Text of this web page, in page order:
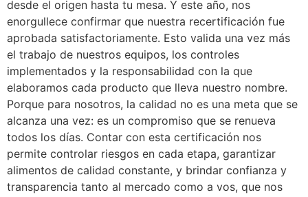
desde el origen hasta tu mesa. Y este año, nos
enorgullece confirmar que nuestra recertificación fue
aprobada satisfactoriamente. Esto valida una vez más
el trabajo de nuestros equipos, los controles
implementados y la responsabilidad con la que
elaboramos cada producto que lleva nuestro nombre.
Porque para nosotros, la calidad no es una meta que se
alcanza una vez: es un compromiso que se renueva
todos los días. Contar con esta certificación nos
permite controlar riesgos en cada etapa, garantizar
alimentos de calidad constante, y brindar confianza y
transparencia tanto al mercado como a vos, que nos